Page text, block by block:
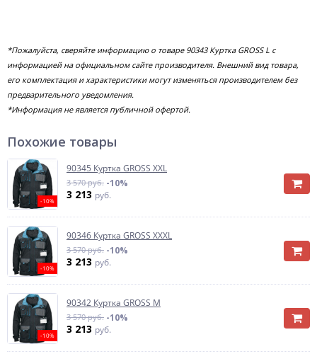
*Пожалуйста, сверяйте информацию о товаре 90343 Куртка GROSS L с
информацией на официальном сайте производителя. Внешний вид товара,
его комплектация и характеристики могут изменяться производителем без
предварительного уведомления.
*Информация не является публичной офертой.
Похожие товары
-10%
90345 Куртка GROSS XXL
3 570 руб. -10%
3 213 руб.
-10%
90346 Куртка GROSS XXXL
3 570 руб. -10%
3 213 руб.
-10%
90342 Куртка GROSS M
3 570 руб. -10%
3 213 руб.